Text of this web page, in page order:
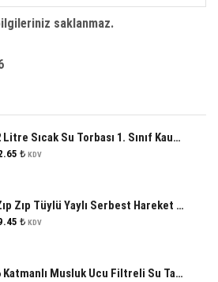
adet
saklanmaz.
BUFFER® 2 Litre Sıcak Su Torbası 1. Sınıf Kauçuk Malzeme
₺Şu
KDV
BUFFER® Zıp Zıp Tüylü Yaylı Serbest Hareket Eden Rengarenk Sevimli Evcil Hayvan Oyuncağı
₺Şu
KDV
BUFFER® 6 Katmanlı Musluk Ucu Filtreli Su Tasarruflu Hijjenik Musluk Başlığı